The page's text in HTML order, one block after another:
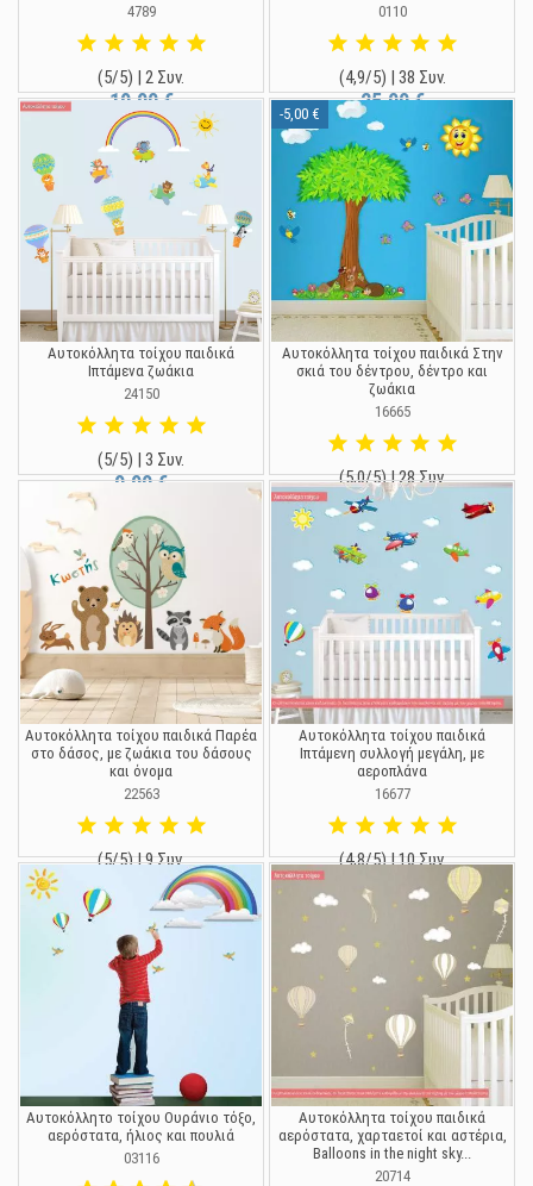
4789
(5/5) | 2 Συν.
19,90 €
0110
(4,9/5) | 38 Συν.
25,00 €
Αυτοκόλλητα τοίχου παιδικά
Ιπτάμενα ζωάκια
24150
(5/5) | 3 Συν.
9,90 €
-5,00 €
Αυτοκόλλητα τοίχου παιδικά Στην
σκιά του δέντρου, δέντρο και
ζωάκια
16665
(5,0/5) | 28 Συν.
20,00 € 25,00 €
Αυτοκόλλητα τοίχου παιδικά Παρέα
στο δάσος, με ζωάκια του δάσους
και όνομα
22563
(5/5) | 9 Συν.
19,90 €
Αυτοκόλλητα τοίχου παιδικά
Ιπτάμενη συλλογή μεγάλη, με
αεροπλάνα
16677
(4,8/5) | 10 Συν.
25,00 €
Αυτοκόλλητο τοίχου Ουράνιο τόξο,
αερόστατα, ήλιος και πουλιά
03116
Αυτοκόλλητα τοίχου παιδικά
αερόστατα, χαρταετοί και αστέρια,
Balloons in the night sky...
20714